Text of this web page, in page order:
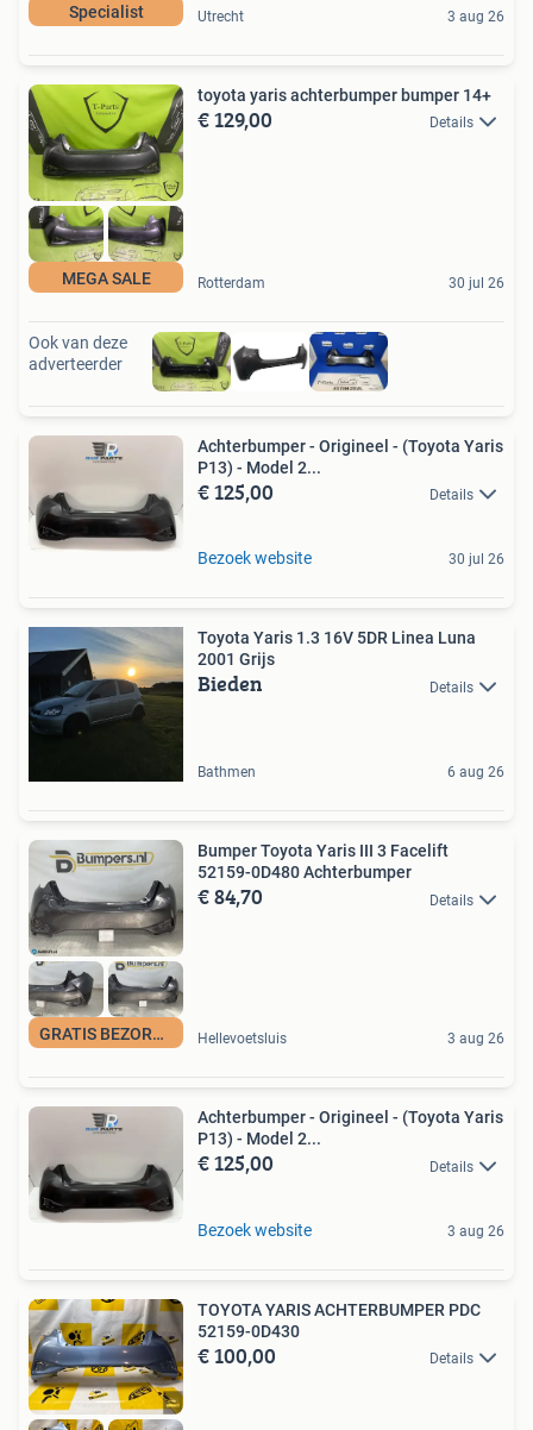
Specialist Utrecht 3 aug 26
MEGA SALE
toyota yaris achterbumper bumper 14+
€ 129,00 Details
Rotterdam 30 jul 26
Ook van deze
adverteerder
Achterbumper - Origineel - (Toyota Yaris
P13) - Model 2...
€ 125,00 Details
Bezoek website 30 jul 26
Toyota Yaris 1.3 16V 5DR Linea Luna
2001 Grijs
Bieden Details
Bathmen 6 aug 26
GRATIS BEZORGING
Bumper Toyota Yaris III 3 Facelift
52159-0D480 Achterbumper
€ 84,70 Details
Hellevoetsluis 3 aug 26
Achterbumper - Origineel - (Toyota Yaris
P13) - Model 2...
€ 125,00 Details
Bezoek website 3 aug 26
TOYOTA YARIS ACHTERBUMPER PDC
52159-0D430
€ 100,00 Details